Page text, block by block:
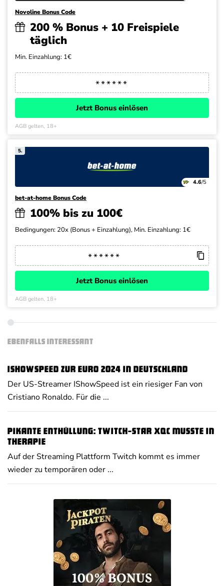
Novoline Bonus Code
200 % Bonus + 10 Freispiele
täglich
Min. Einzahlung: 1€
Jetzt Bonus einlösen
AGB gelten, 18+
5.
4.6/5
bet-at-home Bonus Code
100% bis zu 100€
Bedingungen: 20x (Bonus + Einzahlung), Min. Einzahlung: 1€
Jetzt Bonus einlösen
AGB gelten, 18+
EBENFALLS INTERESSANT
IShowSpeed zur Euro 2024 in Deutschland
Der US-Streamer IShowSpeed ist ein riesiger Fan von
Cristiano Ronaldo. Für die ...
Pikante Enthüllung: Twitch-Star xQc musste in
Therapie
Auf der Streaming Plattform Twitch kommt es immer
wieder zu temporären oder ...